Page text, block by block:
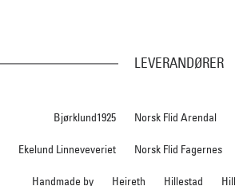
LEVERANDØRER
Bjørklund1925 Norsk Flid Arendal
Ekelund Linneveveriet Norsk Flid Fagernes
Handmade by Heireth Hillestad